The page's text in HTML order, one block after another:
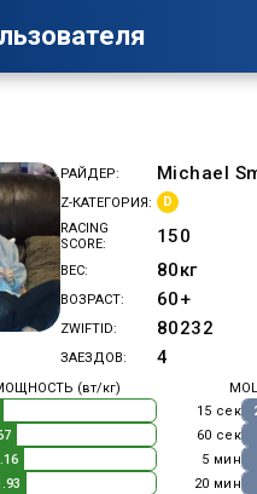
РАЙДЕР Michael
Z-КАТЕГОРИЯ
D
RACING
SCORE
150
ВЕС 80кг
ВОЗРАСТ 60+
ZWIFTID 80232
ЗАЕЗДОВ 4
(вт/кг)
15 сек
60 сек
5 мин
20 мин